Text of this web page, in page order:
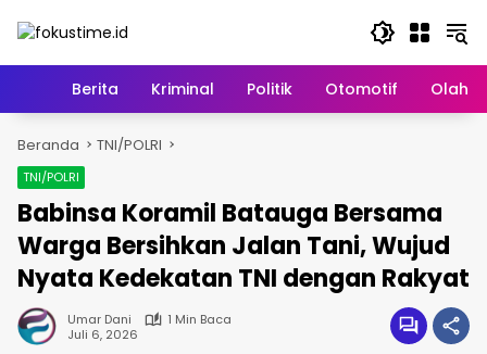
HomeBerita Kriminal Politik Otomotif
Beranda TNI/POLRI
TNI/POLRI
Babinsa Koramil Batauga Bersama
Warga Bersihkan Jalan Tani, Wujud
Nyata Kedekatan TNI dengan Rakyat
Umar Dani
1 Min Baca
Juli 6, 2026